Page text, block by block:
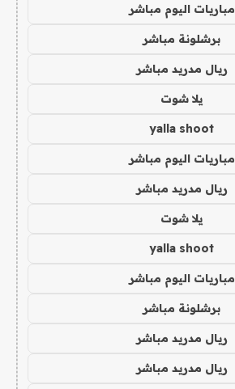
مباريات اليوم مباشر
برشلونة مباشر
ريال مدريد مباشر
يلا شوت
yalla shoot
مباريات اليوم مباشر
ريال مدريد مباشر
يلا شوت
yalla shoot
مباريات اليوم مباشر
برشلونة مباشر
ريال مدريد مباشر
ريال مدريد مباشر